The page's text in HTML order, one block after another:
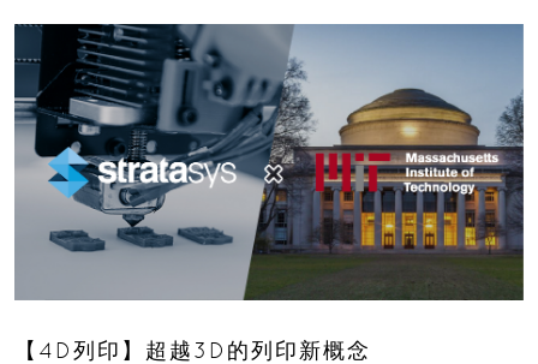
【4D列印】超越3D的列印新概念